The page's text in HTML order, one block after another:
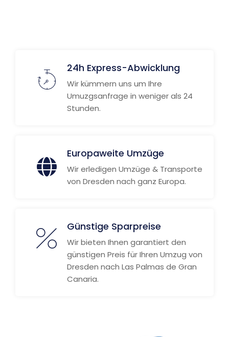
24h Express-Abwicklung
Wir kümmern uns um Ihre
Umuzgsanfrage in weniger als 24
Stunden.
Europaweite Umzüge
Wir erledigen Umzüge & Transporte
von Dresden nach ganz Europa.
Günstige Sparpreise
Wir bieten Ihnen garantiert den
günstigen Preis für Ihren Umzug von
Dresden nach Las Palmas de Gran
Canaria.